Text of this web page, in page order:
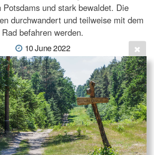
Potsdams und stark bewaldet. Die
durchwandert und teilweise mit dem
Rad befahren werden.
10 June 2022